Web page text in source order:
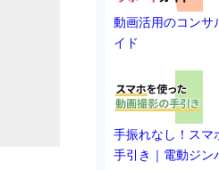
動画活用のコンサ
イド
手振れなし！スマ
手引き｜電動ジン